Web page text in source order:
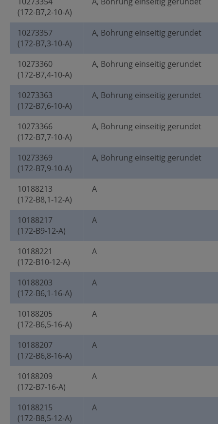
(172-B7,2-10-A)
10273357
(172-B7,3-10-A)
A, Bohrung einseitig gerundet
10273360
(172-B7,4-10-A)
A, Bohrung einseitig gerundet
10273363
(172-B7,6-10-A)
A, Bohrung einseitig gerundet
10273366
(172-B7,7-10-A)
A, Bohrung einseitig gerundet
10273369
(172-B7,9-10-A)
A, Bohrung einseitig gerundet
10188213
(172-B8,1-12-A)
A
10188217
(172-B9-12-A)
A
10188221
(172-B10-12-A)
A
10188203
(172-B6,1-16-A)
A
10188205
(172-B6,5-16-A)
A
10188207
(172-B6,8-16-A)
A
10188209
(172-B7-16-A)
A
10188215
(172-B8,5-12-A)
A